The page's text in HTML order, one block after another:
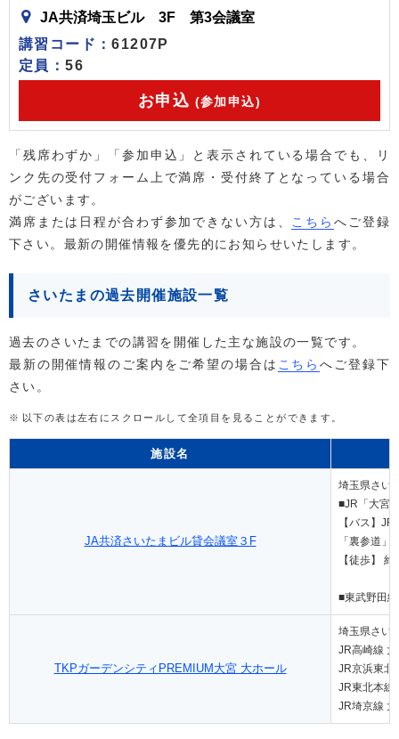
JA共済埼玉ビル 3F 第3会議室
講習コード：61207P
定員：56
お申込 (参加申込)
「残席わずか」「参加申込」と表示されている場合でも、リ
ンク先の受付フォーム上で満席・受付終了となっている場合
がございます。
満席または日程が合わず参加できない方は、
こちら へご登録
下さい。最新の開催情報を優先的にお知らせいたします。
さいたまの過去開催施設一覧
過去のさいたまでの講習を開催した主な施設の一覧です。
最新の開催情報のご案内をご希望の場合は こちらへご登録下
さい。
以下の表は左右にスクロールして全項目を見ることができます。
施設名
JA共済さいたまビル貸会議室３F
埼玉県さい
■JR「大宮
【バス】
「裏参道」
【徒歩】
■東武野田
TKPガーデンシティPREMIUM大宮 大ホール
埼玉県さい
JR高崎線
JR京浜東北
JR東北本線
JR埼京線